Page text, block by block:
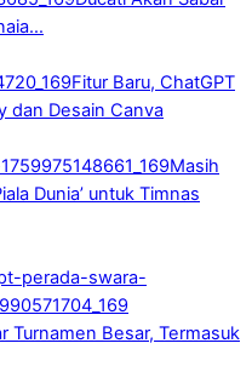
Fitur Baru, ChatGPT
dan Desain Canva
Masih
Dunia’ untuk Timnas
Turnamen Besar, Termasuk